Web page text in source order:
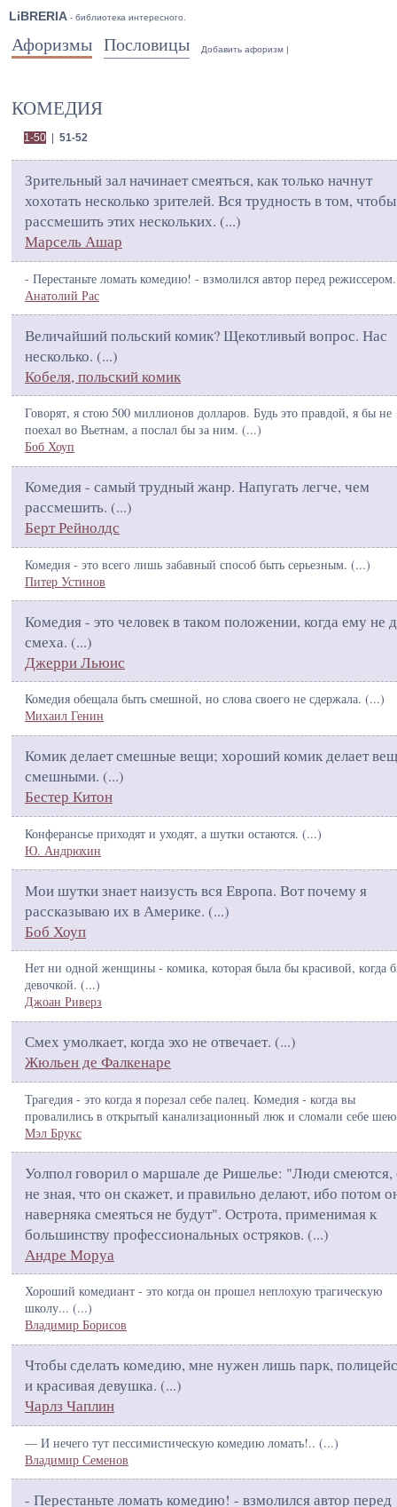
LiBRERIA - библиотека интересного.
Афоризмы Пословицы Добавить афоризм |
КОМЕДИЯ
1-50| 51-52
Зрительный зал начинает смеяться, как только начнут
хохотать несколько зрителей. Вся трудность в том, чтобы
рассмешить этих нескольких. (...)
Марсель Ашар
- Перестаньте ломать комедию! - взмолился автор перед
Анатолий Рас
Величайший польский комик? Щекотливый вопрос. Нас
несколько. (...)
Кобеля, польский комик
Говорят, я стою 500 миллионов долларов. Будь это правдой, я бы не
поехал во Вьетнам, а послал бы за ним. (...)
Боб Хоуп
Комедия - самый трудный жанр. Напугать легче, чем
рассмешить. (...)
Берт Рейнолдс
Комедия - это всего лишь забавный способ быть серьезным. (...)
Питер Устинов
Комедия - это человек в таком положении, когда ему не
смеха. (...)
Джерри Льюис
Комедия обещала быть смешной, но слова своего не сдержала. (...)
Михаил Генин
Комик делает смешные вещи; хороший комик делает
смешными. (...)
Бестер Китон
Конферансье приходят и уходят, а шутки остаются. (...)
Ю. Андрюхин
Мои шутки знает наизусть вся Европа. Вот почему я
рассказываю их в Америке. (...)
Боб Хоуп
Нет ни одной женщины - комика, которая была бы красивой, когда
девочкой. (...)
Джоан Риверз
Смех умолкает, когда эхо не отвечает. (...)
Жюльен де Фалкенаре
Трагедия - это когда я порезал себе палец. Комедия - когда вы
провалились в открытый канализационный люк и сломали себе
Мэл Брукс
Уолпол говорил о маршале де Ришелье: "Люди
не зная, что он скажет, и правильно делают, ибо потом
наверняка смеяться не будут". Острота, применимая к
большинству профессиональных остряков. (...)
Андре Моруа
Хороший комедиант - это когда он прошел неплохую трагическую
школу... (...)
Владимир Борисов
Чтобы сделать комедию, мне нужен лишь парк,
и красивая девушка. (...)
Чарлз Чаплин
— И нечего тут пессимистическую комедию ломать!.. (...)
Владимир Семенов
- Перестаньте ломать комедию! - взмолился автор перед